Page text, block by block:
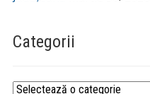
Categorii
Categorii